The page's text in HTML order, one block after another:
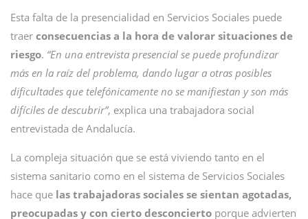
Esta falta de la presencialidad en Servicios Sociales puede
traer consecuencias a la hora de valorar situaciones de
riesgo. “En una entrevista presencial se puede profundizar
más en la raíz del problema, dando lugar a otras posibles
dificultades que telefónicamente no se manifiestan y son más
difíciles de descubrir”, explica una trabajadora social
entrevistada de Andalucía.
La compleja situación que se está viviendo tanto en el
sistema sanitario como en el sistema de Servicios Sociales
hace que las trabajadoras sociales se sientan agotadas,
preocupadas y con cierto desconcierto porque advierten